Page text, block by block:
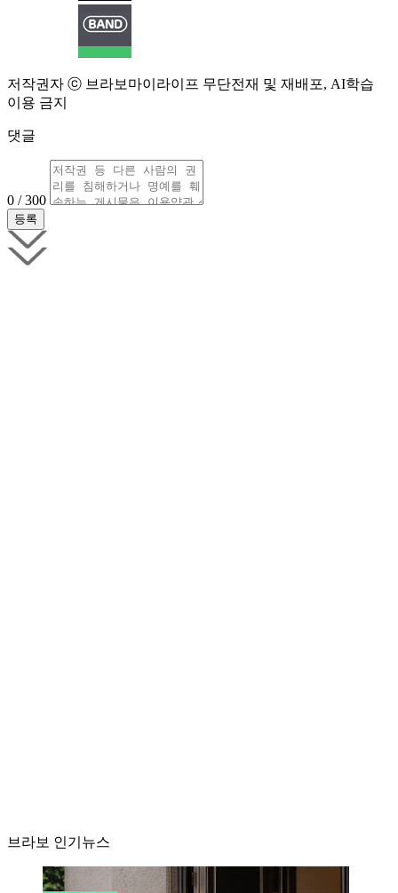
저작권자 ⓒ 브라보마이라이프 무단전재 및 재배포, AI학습
이용 금지
댓글
0 / 300
브라보 인기뉴스